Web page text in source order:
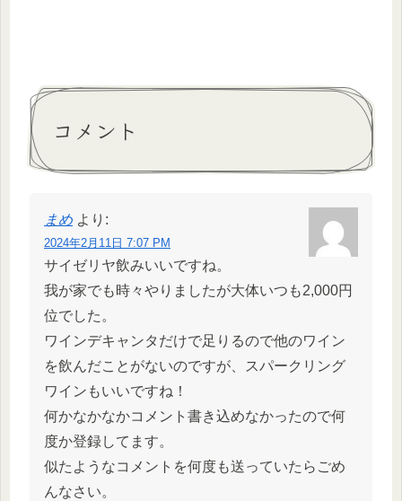
コメント
まめ より:
2024年2月11日 7:07 PM
サイゼリヤ飲みいいですね。
我が家でも時々やりましたが大体いつも2,000円
位でした。
ワインデキャンタだけで足りるので他のワイン
を飲んだことがないのですが、スパークリング
ワインもいいですね！
何かなかなかコメント書き込めなかったので何
度か登録してます。
似たようなコメントを何度も送っていたらごめ
んなさい。